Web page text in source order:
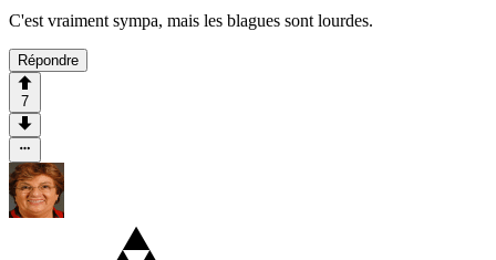
C'est vraiment sympa, mais les blagues sont lourdes.
Répondre
7